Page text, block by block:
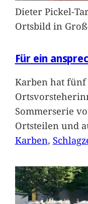
Dieter Pickel-
Ortsbild in
Für ein
Karben hat
Sommerserie
Ortsteilen und
Karben,